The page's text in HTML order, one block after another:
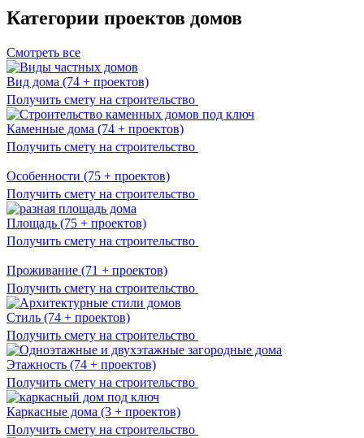
Категории проектов домов
Смотреть все
Вид дома (74 + проектов)
Получить смету на строительство
Каменные дома (74 + проектов)
Получить смету на строительство
Особенности (75 + проектов)
Получить смету на строительство
Площадь (75 + проектов)
Получить смету на строительство
Проживание (71 + проектов)
Получить смету на строительство
Стиль (74 + проектов)
Получить смету на строительство
Этажность (74 + проектов)
Получить смету на строительство
Каркасные дома (3 + проектов)
Получить смету на строительство